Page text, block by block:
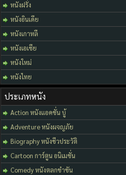
หนังฝรั่ง
หนังอินเดีย
หนังเกาหลี
หนังเอเชีย
หนังใหม่
หนังไทย
ประเภทหนัง
Action หนังแอคชั่น บู้
Adventure หนังผจญภัย
Biography หนังชีวประวัติ
Cartoon การ์ตูน อนิเมชั่น
Comedy หนังตลกขำขัน